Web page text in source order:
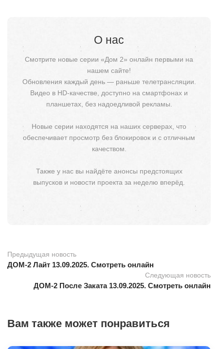
О нас
Смотрите новые серии «Дом 2» онлайн первыми на
нашем сайте!
Обновления каждый день — раньше телетрансляции.
Видео в HD-качестве, доступно на смартфонах и
планшетах, без надоедливой рекламы.
Новые серии находятся на наших серверах, что
обеспечивает просмотр без блокировок и с отличным
качеством.
Также у нас вы найдёте анонсы предстоящих
выпусков и новости проекта за неделю вперёд.
Предыдущая новость
ДОМ-2 Лайт 13.09.2025. Смотреть онлайн
Следующая новость
ДОМ-2 После Заката 13.09.2025. Смотреть онлайн
Вам также может понравиться